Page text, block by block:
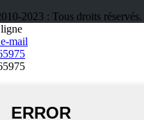
2023 : Tous droits réservés.
mail